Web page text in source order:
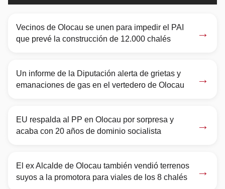
Vecinos de Olocau se unen para impedir el PAI
que prevé la construcción de 12.000 chalés
→
Un informe de la Diputación alerta de grietas y
emanaciones de gas en el vertedero de Olocau
→
EU respalda al PP en Olocau por sorpresa y
acaba con 20 años de dominio socialista
→
El ex Alcalde de Olocau también vendió terrenos
suyos a la promotora para viales de los 8 chalés
→